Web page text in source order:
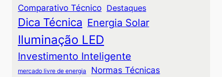
Comparativo Técnico Destaques
Dica Técnica Energia Solar
Iluminação LED
Investimento Inteligente
mercado livre de energia Normas Técnicas